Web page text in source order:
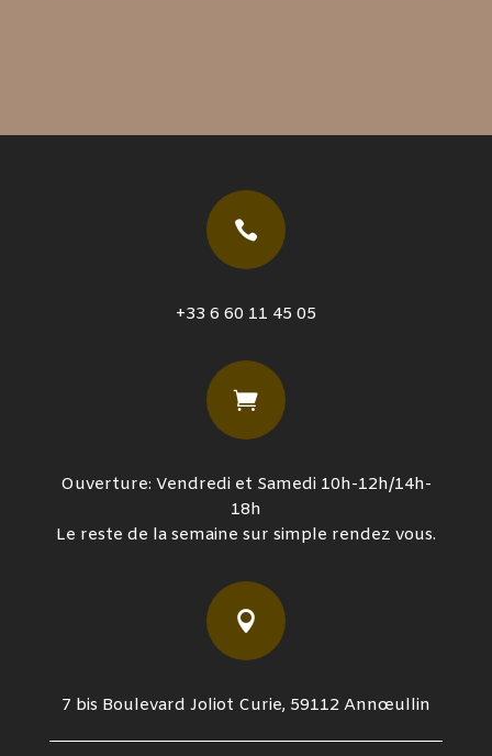

+33 6 60 11 45 05

Ouverture: Vendredi et Samedi 10h-12h/14h-
18h
Le reste de la semaine sur simple rendez vous.

7 bis Boulevard Joliot Curie, 59112 Annœullin